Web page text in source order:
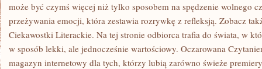
może być czymś więcej niż tylko sposobem na spędzenie wolnego
przeżywania emocji, która zestawia rozrywkę z refleksją. Zobacz
Ciekawostki Literackie. Na tej stronie odbiorca trafia do świata, w
w sposób lekki, ale jednocześnie wartościowy. Oczarowana
magazyn internetowy dla tych, którzy lubią zarówno świeże